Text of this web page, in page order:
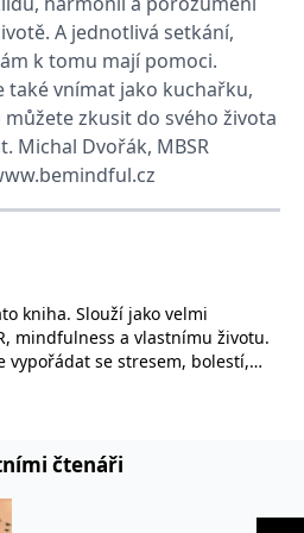
A jednotlivá setkání,
k tomu mají pomoci.
také vnímat jako kuchařku,
můžete zkusit do svého života
Michal Dvořák, MBSR
kniha. Slouží jako velmi
mindfulness a vlastnímu životu.
vypořádat se stresem, bolestí,
jako takovou.“
a informacemi nejnabitější
shrnuje zkušenosti nasbírané
čtenáři
poskytování řady
reklamních produktů,
jako je nabízení cen v
reálném čase od
inzerentů třetích stran.
1 rok
Toto je cookie první
strany společnosti
Microsoft MSN, které
zajišťuje správné
fungování této webové
stránky.
jakoukoli reklamu,
kterou koncový uživatel
mohl vidět před
návštěvou uvedeného
webu.
Google Analytics